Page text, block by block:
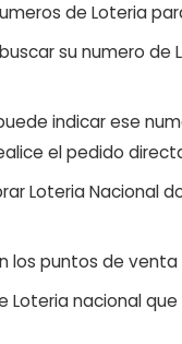
de Loteria
su numero
indicar ese
el pedido
Loteria
puntos de
Loteria nacional